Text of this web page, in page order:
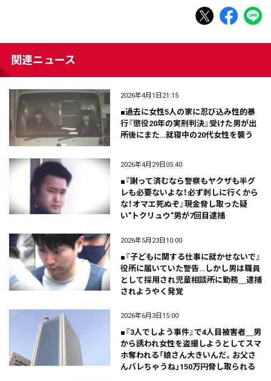
関連ニュース
2026年4月1日21:15
■過去に女性5人の家に忍び込み性的暴
行『懲役20年の実刑判決』受けた男が出
所後にまた…就寝中の20代女性を襲う
2026年4月29日05:40
■『謝って済むなら警察もヤクザも半グ
レも必要ないよな！必ず刺しに行くから
な！オマエ死ぬぞ』現金脅し取った疑
い"トクリュウ"男が7回目逮捕
2026年5月23日10:00
■『子どもに関する仕事に就かせないで』
役所に届いていた警告…しかし男は職員
として採用され児童相談所に勤務＿逮捕
されようやく発覚
2026年6月3日15:00
■『3人でしよう事件』で4人目被害者＿男
から誘われ女性を盗撮しようとしてスマ
ホ奪われる「娘さん大きいんだ。お父さ
んバレちゃうね」150万円脅し取られる